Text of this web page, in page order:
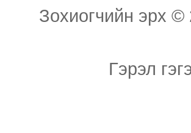
Зохиогчийн эрх
Гэрэл